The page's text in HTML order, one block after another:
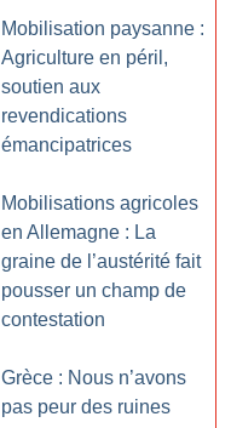
Mobilisation paysanne :
Agriculture en péril,
soutien aux
revendications
émancipatrices
Mobilisations agricoles
en Allemagne : La
graine de l’austérité fait
pousser un champ de
contestation
Grèce : Nous n’avons
pas peur des ruines